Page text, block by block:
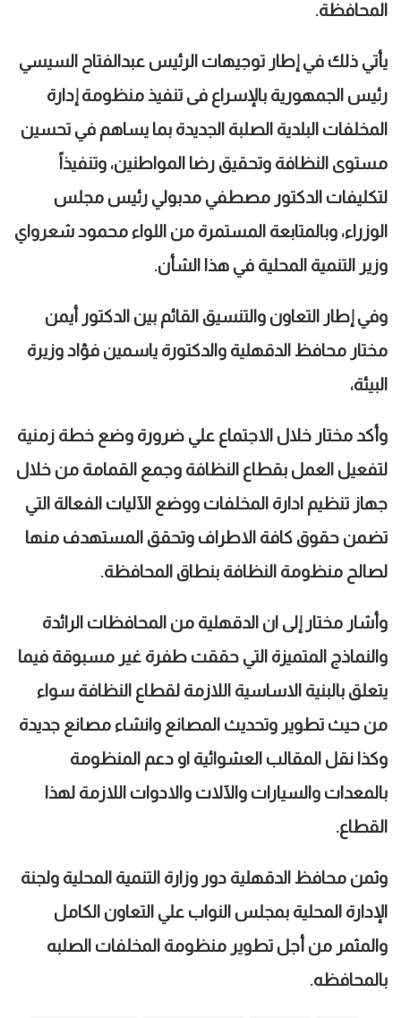
المحافظة.
يأتي ذلك في إطار توجيهات الرئيس عبدالفتاح السيسي
رئيس الجمهورية بالإسراع فى تنفيذ منظومة إدارة
المخلفات البلدية الصلبة الجديدة بما يساهم في تحسين
مستوى النظافة وتحقيق رضا المواطنين، وتنفيذاً
لتكليفات الدكتور مصطفي مدبولي رئيس مجلس
الوزراء، وبالمتابعة المستمرة من اللواء محمود شعرواي
وزير التنمية المحلية في هذا الشأن.
وفي إطار التعاون والتنسيق القائم بين الدكتور أيمن
مختار محافظ الدقهلية والدكتورة ياسمين فؤاد وزيرة
البيئة،
وأكد مختار خلال الاجتماع علي ضرورة وضع خطة زمنية
لتفعيل العمل بقطاع النظافة وجمع القمامة من خلال
جهاز تنظيم ادارة المخلفات ووضع الآليات الفعالة التي
تضمن حقوق كافة الاطراف وتحقق المستهدف منها
لصالح منظومة النظافة بنطاق المحافظة.
وأشار مختار إلى ان الدقهلية من المحافظات الرائدة
والنماذج المتميزة التي حققت طفرة غير مسبوقة فيما
يتعلق بالبنية الاساسية اللازمة لقطاع النظافة سواء
من حيث تطوير وتحديث المصانع وانشاء مصانع جديدة
وكذا نقل المقالب العشوائية او دعم المنظومة
بالمعدات والسيارات والآلات والادوات اللازمة لهذا
القطاع.
وثمن محافظ الدقهلية دور وزارة التنمية المحلية ولجنة
الإدارة المحلية بمجلس النواب علي التعاون الكامل
والمثمر من أجل تطوير منظومة المخلفات الصلبه
بالمحافظه.